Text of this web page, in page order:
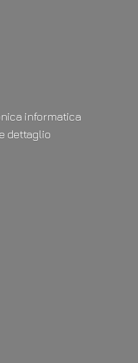
informatica
e dettaglio